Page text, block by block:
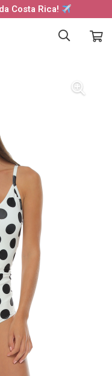
Costa Rica!